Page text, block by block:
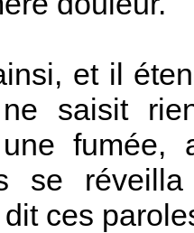
et il
saisit
fumée,
se
ces